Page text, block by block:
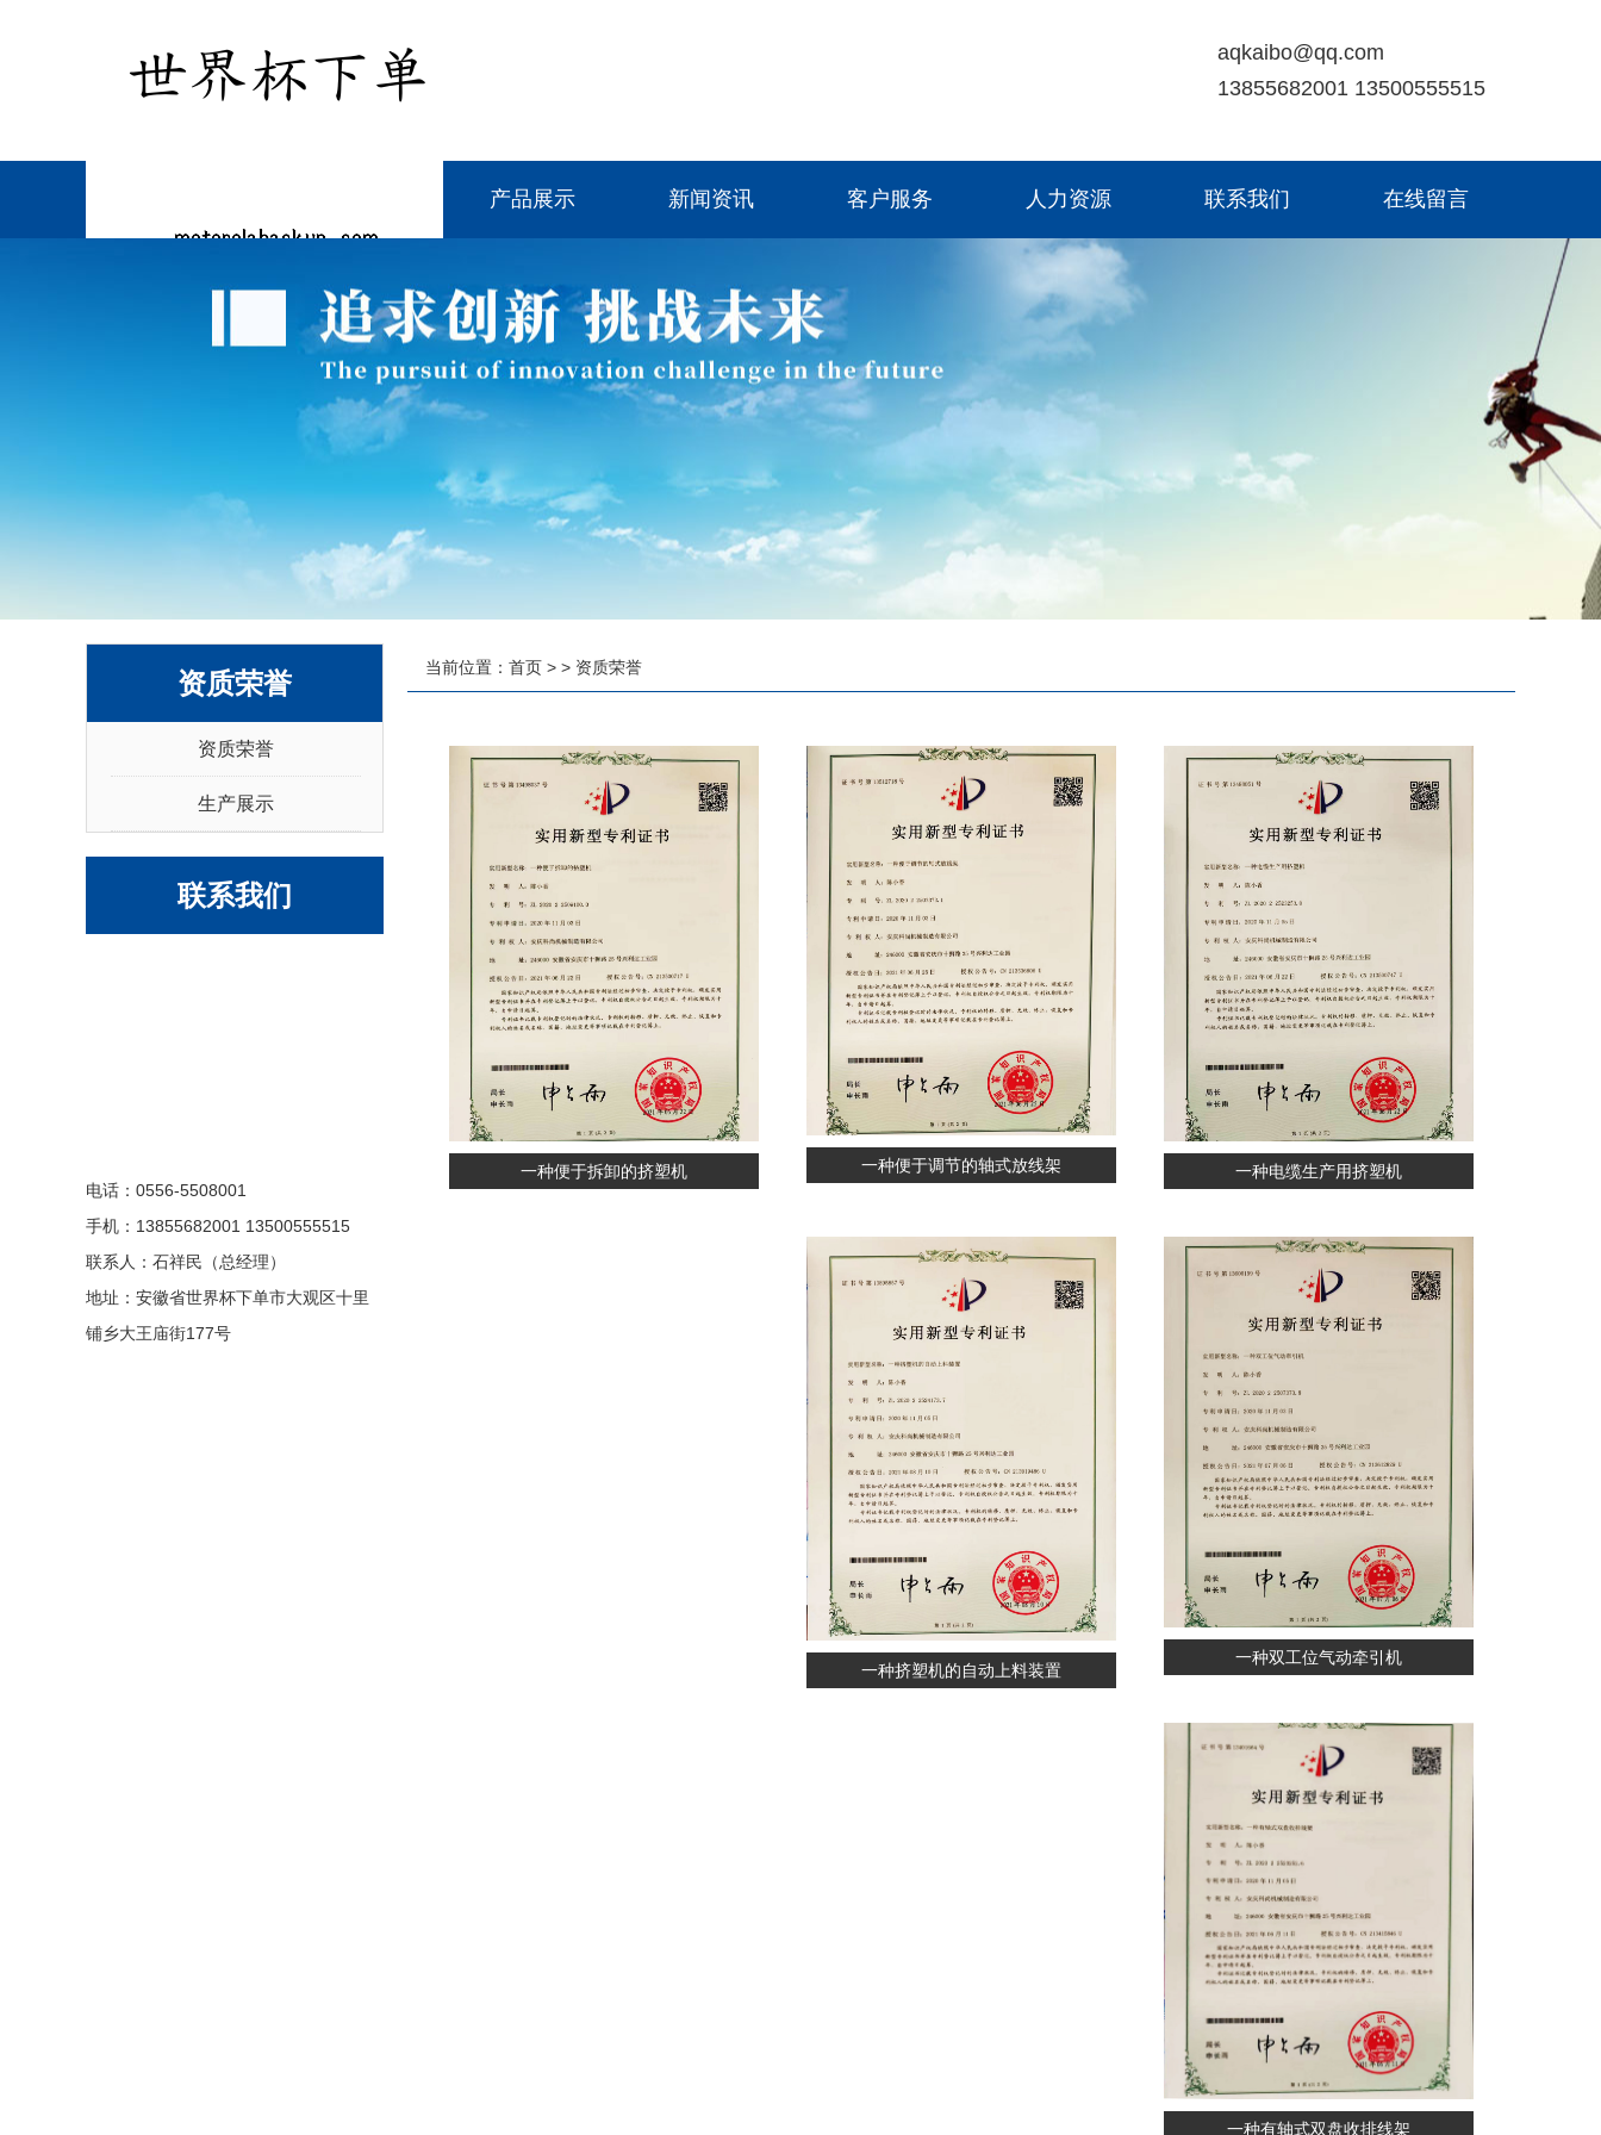
aqkaibo@qq.com
13855682001 13500555515
产品展示 新闻资讯 客户服务 人力资源 联系我们 在线留言
资质荣誉
资质荣誉
生产展示
联系我们
电话：0556-5508001
手机：13855682001 13500555515
联系人：石祥民（总经理）
地址：安徽省世界杯下单市大观区十里
铺乡大王庙街177号
当前位置： 首页 > > 资质荣誉
一种便于拆卸的挤塑机 一种便于调节的轴式放线架 一种电缆生产用挤塑机
一种挤塑机的自动上料装置
一种双工位气动牵引机
一种有轴式双盘收排线架